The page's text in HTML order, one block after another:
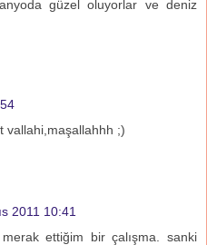
güzel oluyorlar ve deniz
vallahi,maşallahhh ;)
2011 10:41
ettiğim bir çalışma. sanki